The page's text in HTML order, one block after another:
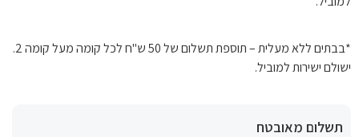
*בבתים ללא מעלית – תוספת תשלום של 50 ש"ח לכל קומה מעל קומה 2.
ישולם ישירות למוביל.
תשלום מאובטח